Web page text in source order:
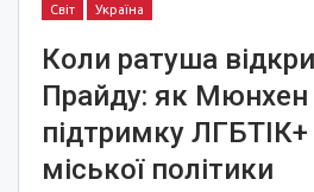
Світ Україна
Коли ратуша
Прайду: як Мюнхен
підтримку
міської політики